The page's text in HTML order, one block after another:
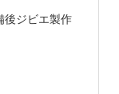
後ジビエ製作